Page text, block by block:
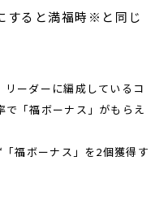
すると満福時※と同じ
ーダーに編成しているコ
で「福ボーナス」がもらえ
福ボーナス」を2個獲得す